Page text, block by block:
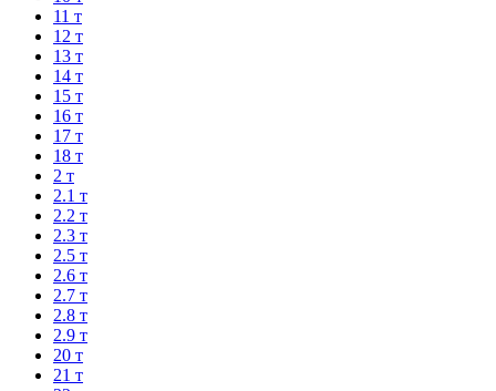
11 т
12 т
13 т
14 т
15 т
16 т
17 т
18 т
2 т
2.1 т
2.2 т
2.3 т
2.5 т
2.6 т
2.7 т
2.8 т
2.9 т
20 т
21 т